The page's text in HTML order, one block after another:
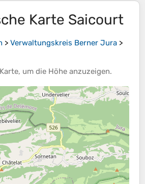
Karte Saicourt
> Verwaltungskreis Berner Jura >
Karte, um die Höhe anzuzeigen.